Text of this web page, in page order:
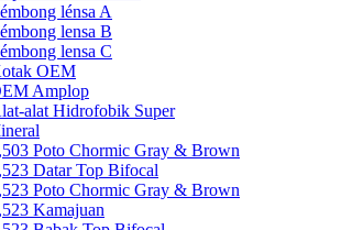
lénsa A
lensa B
lensa C
OEM
Amplop
alat Hidrofobik Super
Poto Chormic Gray & Brown
Datar Top Bifocal
Poto Chormic Gray & Brown
Kamajuan